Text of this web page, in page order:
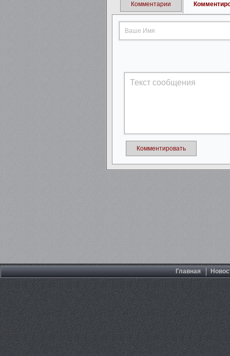
Комментарии
Комментировать
Главная